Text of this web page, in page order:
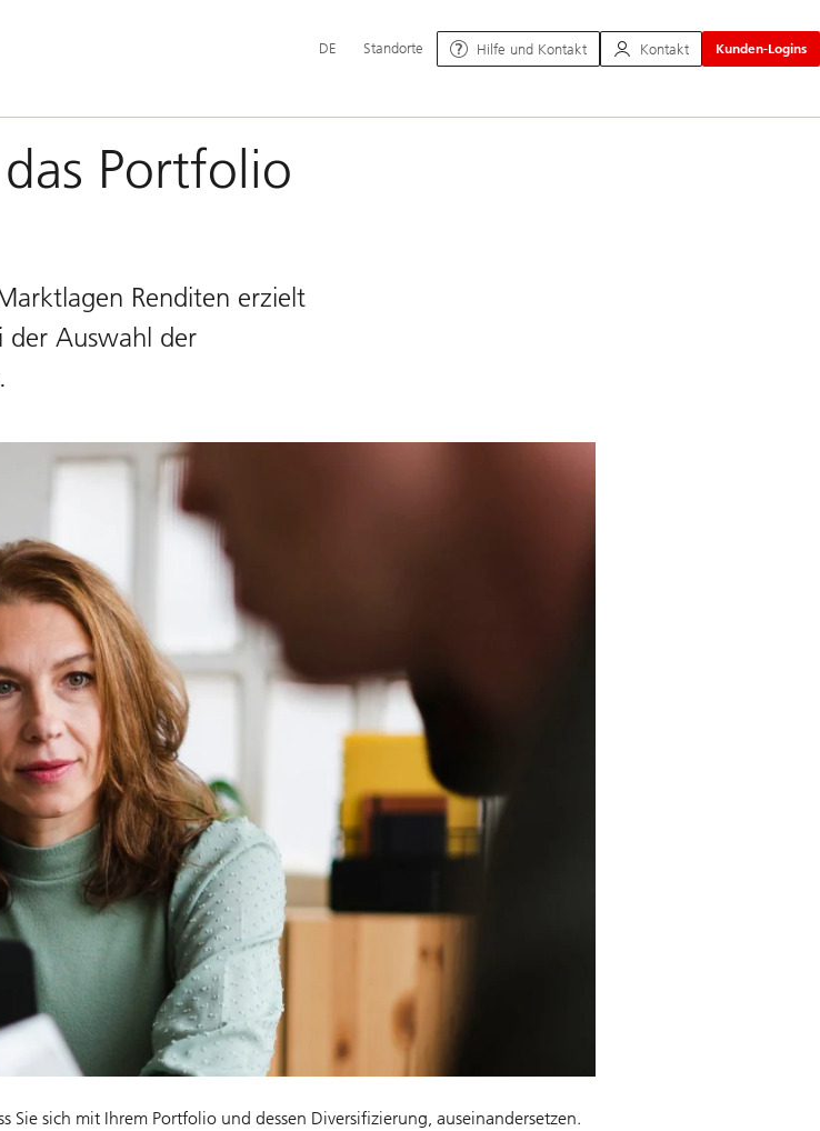
Hauptnavigation
DE Standorte Hilfe und Kontakt Kontakt Kunden-Logins
Portfolio
Renditen erzielt
der Auswahl der
sich mit Ihrem Portfolio und dessen Diversifizierung, auseinandersetzen.